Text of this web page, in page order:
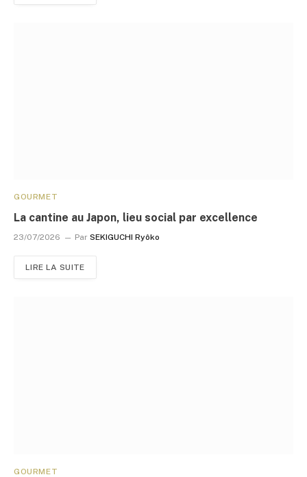
GOURMET
La cantine au Japon, lieu social par excellence
23/07/2026 Par SEKIGUCHI Ryôko
LIRE LA SUITE
GOURMET